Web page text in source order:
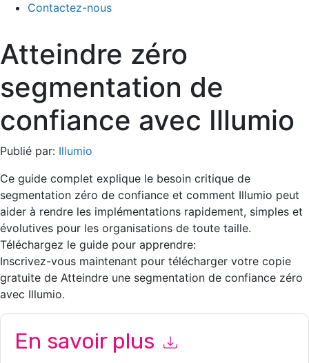
Contactez-nous
Atteindre zéro
segmentation de
confiance avec Illumio
Publié par: Illumio
Ce guide complet explique le besoin critique de
segmentation zéro de confiance et comment Illumio peut
aider à rendre les implémentations rapidement, simples et
évolutives pour les organisations de toute taille.
Téléchargez le guide pour apprendre:
Inscrivez-vous maintenant pour télécharger votre copie
gratuite de Atteindre une segmentation de confiance zéro
avec Illumio.
En savoir plus